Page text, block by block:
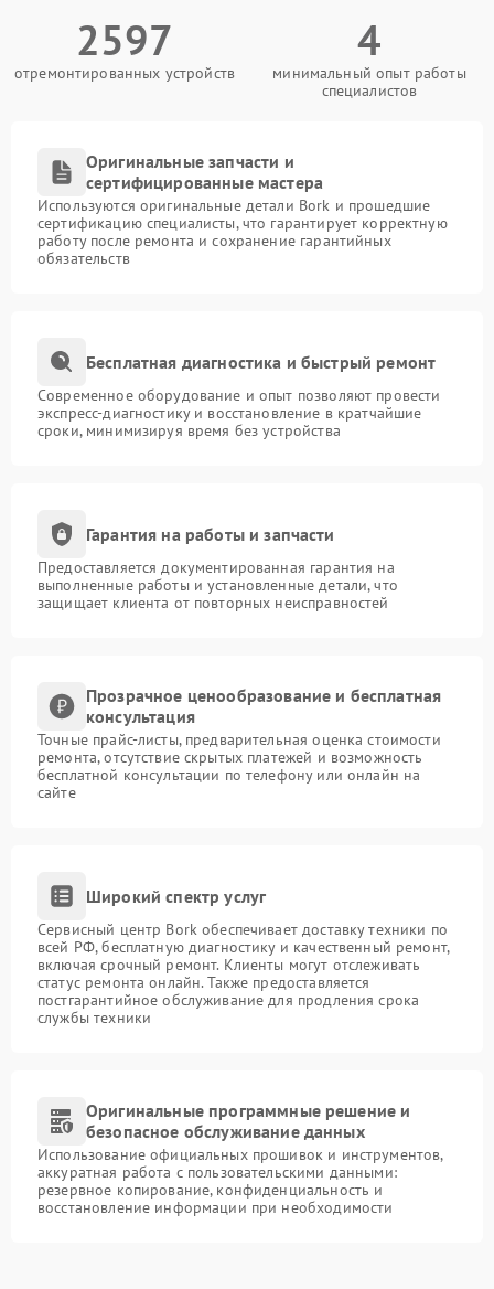
2597
отремонтированных устройств
4
минимальный опыт работы
специалистов
Оригинальные запчасти и
сертифицированные мастера
Используются оригинальные детали Bork и прошедшие
сертификацию специалисты, что гарантирует корректную
работу после ремонта и сохранение гарантийных
обязательств
Бесплатная диагностика и быстрый ремонт
Современное оборудование и опыт позволяют провести
экспресс-диагностику и восстановление в кратчайшие
сроки, минимизируя время без устройства
Гарантия на работы и запчасти
Предоставляется документированная гарантия на
выполненные работы и установленные детали, что
защищает клиента от повторных неисправностей
Прозрачное ценообразование и бесплатная
консультация
Точные прайс-листы, предварительная оценка стоимости
ремонта, отсутствие скрытых платежей и возможность
бесплатной консультации по телефону или онлайн на
сайте
Широкий спектр услуг
Сервисный центр Bork обеспечивает доставку техники по
всей РФ, бесплатную диагностику и качественный ремонт,
включая срочный ремонт. Клиенты могут отслеживать
статус ремонта онлайн. Также предоставляется
постгарантийное обслуживание для продления срока
службы техники
Оригинальные программные решение и
безопасное обслуживание данных
Использование официальных прошивок и инструментов,
аккуратная работа с пользовательскими данными:
резервное копирование, конфиденциальность и
восстановление информации при необходимости